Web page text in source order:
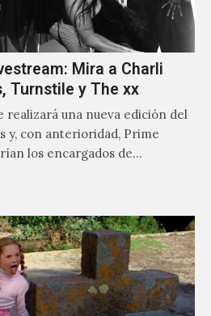
Mira a Charli
Turnstile y The xx
realizará una nueva edición del
y, con anterioridad, Prime
los encargados de